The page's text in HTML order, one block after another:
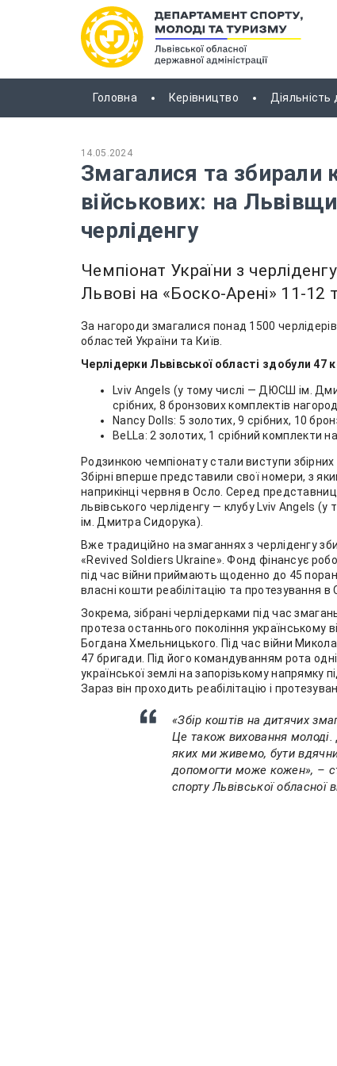
Головна Керівництво
14.05.2024
Змагалися та збирали
військових: на
черліденгу
Чемпіонат України з
Львові на «Боско-Арені» 11-12
За нагороди змагалися понад 1500
областей України та Київ.
Черлідерки Львівської області здобули 47
Lviv Angels (у тому числі — ДЮСШ ім.
срібних, 8 бронзових комплектів
Nancy Dolls: 5 золотих, 9 срібних, 10
BeLLa: 2 золотих, 1 срібний комплекти
Родзинкою чемпіонату стали виступи
Збірні вперше представили свої номери, з
наприкінці червня в Осло. Серед
львівського черліденгу — клубу Lviv
ім. Дмитра Сидорука).
Вже традиційно на змаганнях з черліденгу
«Revived Soldiers Ukraine». Фонд фінансує
під час війни приймають щоденно до 45
власні кошти реабілітацію та протезування
Зокрема, зібрані черлідерками під час
протеза останнього покоління
Богдана Хмельницького. Під час війни
47 бригади. Під його командуванням рота
української землі на запорізькому напрямку
Зараз він проходить реабілітацію і
«Збір коштів на дитячих
Це також виховання молоді.
яких ми живемо, бути
допомогти може кожен», –
спорту Львівської обласної